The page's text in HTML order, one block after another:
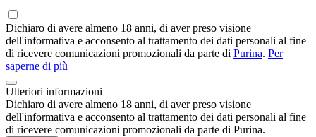
Dichiaro di avere almeno 18 anni, di aver preso visione
dell'informativa e acconsento al trattamento dei dati personali al fine
di ricevere comunicazioni promozionali da parte di Purina. Per
saperne di più
Ulteriori informazioni
Dichiaro di avere almeno 18 anni, di aver preso visione
dell'informativa e acconsento al trattamento dei dati personali al fine
di ricevere comunicazioni promozionali da parte di Purina.